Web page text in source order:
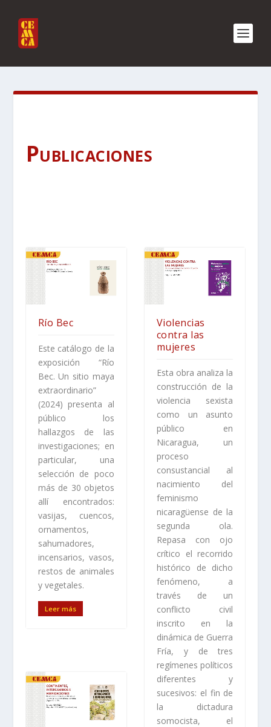
Publicaciones
Río Bec
Este catálogo de la
exposición “Río
Bec. Un sitio maya
extraordinario”
(2024) presenta al
público los
hallazgos de las
investigaciones; en
particular, una
selección de poco
más de 30 objetos
allí encontrados:
vasijas, cuencos,
ornamentos,
sahumadores,
incensarios, vasos,
restos de animales
y vegetales.
Leer más
Violencias
contra las
mujeres
Esta obra analiza la
construcción de la
violencia sexista
como un asunto
público en
Nicaragua, un
proceso
consustancial al
nacimiento del
feminismo
nicaragüense de la
segunda ola.
Repasa con ojo
crítico el recorrido
histórico de dicho
fenómeno, a
través de un
conflicto civil
inscrito en la
dinámica de Guerra
Fría, y de tres
regímenes políticos
diferentes y
sucesivos: el fin de
la dictadura
somocista, el